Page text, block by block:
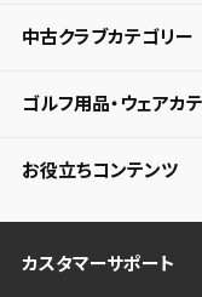
中古クラブカテゴリー
ゴルフ用品・ウェアカ
お役立ちコンテンツ
カスタマーサポート